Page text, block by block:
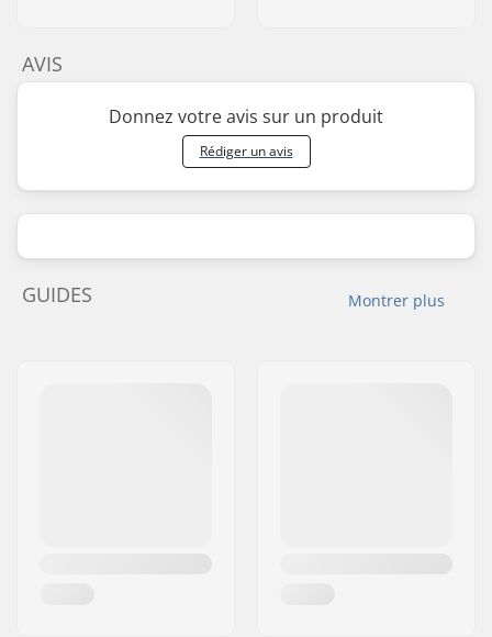
AVIS
Donnez votre avis sur un produit
Rédiger un avis
Montrer plus
GUIDES